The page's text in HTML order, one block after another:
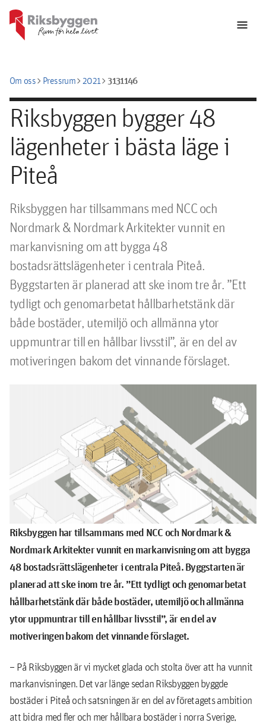
menu
Om osschevron_rightPressrumchevron_right2021chevron_right3131146
Riksbyggen bygger 48
lägenheter i bästa läge i
Piteå
Riksbyggen har tillsammans med NCC och
Nordmark & Nordmark Arkitekter vunnit en
markanvisning om att bygga 48
bostadsrättslägenheter i centrala Piteå.
Byggstarten är planerad att ske inom tre år. ”Ett
tydligt och genomarbetat hållbarhetstänk där
både bostäder, utemiljö och allmänna ytor
uppmuntrar till en hållbar livsstil”, är en del av
motiveringen bakom det vinnande förslaget.
Riksbyggen har tillsammans med NCC och Nordmark &
Nordmark Arkitekter vunnit en markanvisning om att bygga
48 bostadsrättslägenheter i centrala Piteå. Byggstarten är
planerad att ske inom tre år. ”Ett tydligt och genomarbetat
hållbarhetstänk där både bostäder, utemiljö och allmänna
ytor uppmuntrar till en hållbar livsstil”, är en del av
motiveringen bakom det vinnande förslaget.
– På Riksbyggen är vi mycket glada och stolta över att ha vunnit
markanvisningen. Det var länge sedan Riksbyggen byggde
bostäder i Piteå och satsningen är en del av företagets ambition
att bidra med fler och mer hållbara bostäder i norra Sverige,